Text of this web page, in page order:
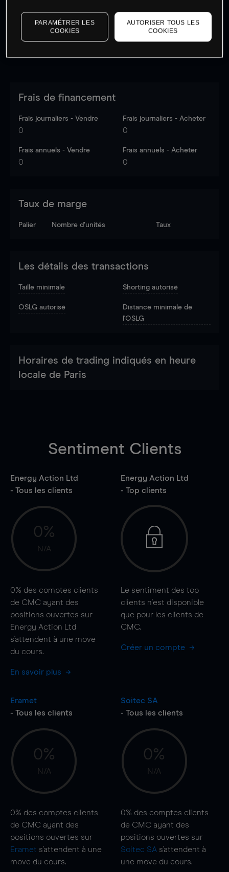
Frais de financement
Frais journaliers - Vendre
0
Frais journaliers - Acheter
0
Frais annuels - Vendre
0
Frais annuels - Acheter
0
Taux de marge
Palier Nombre d’unités Taux
Les détails des transactions
Taille minimale Shorting autorisé
OSLG autorisé
Distance minimale de
l'OSLG
Horaires de trading indiqués en heure
locale de Paris
Sentiment Clients
Energy Action Ltd
- Tous les clients
0%
N/A
0% des comptes clients
de CMC ayant des
positions ouvertes sur
Energy Action Ltd
s'attendent à une move
du cours.
En savoir plus
Energy Action Ltd
- Top clients
Le sentiment des top
clients n'est disponible
que pour les clients de
CMC.
Créer un compte
Eramet
- Tous les clients
0%
N/A
0% des comptes clients
de CMC ayant des
positions ouvertes sur
Eramet s'attendent à une
move du cours.
Soitec SA
- Tous les clients
0%
N/A
0% des comptes clients
de CMC ayant des
positions ouvertes sur
Soitec SA s'attendent à
une move du cours.
PARAMÉTRER LES
COOKIES
AUTORISER TOUS LES
COOKIES